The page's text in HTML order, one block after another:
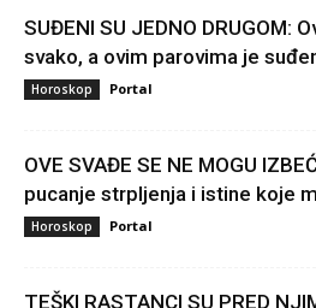
SUĐENI SU JEDNO DRUGOM:
svako, a ovim parovima je
Horoskop Portal
OVE SVAĐE SE NE MOGU
pucanje strpljenja i istine koje
Horoskop Portal
TEŠKI RASTANCI SU PRED